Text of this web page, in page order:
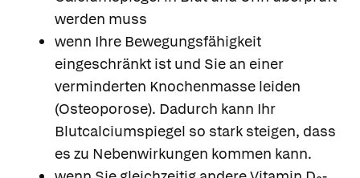
werden muss
wenn Ihre Bewegungsfähigkeit
eingeschränkt ist und Sie an einer
verminderten Knochenmasse leiden
(Osteoporose). Dadurch kann Ihr
Blutcalciumspiegel so stark steigen, dass
es zu Nebenwirkungen kommen kann.